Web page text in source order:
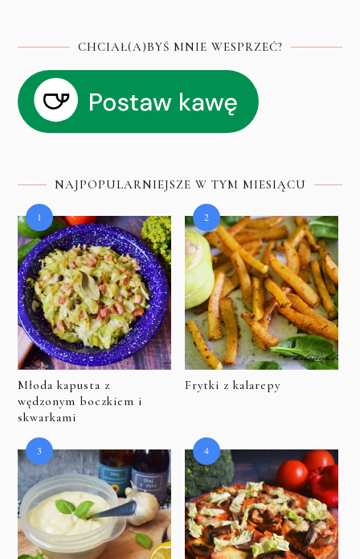
CHCIAŁ(A)BYŚ MNIE WESPRZEĆ?
NAJPOPULARNIEJSZE W TYM MIESIĄCU
Młoda kapusta z
wędzonym boczkiem i
skwarkami
Frytki z kalarepy